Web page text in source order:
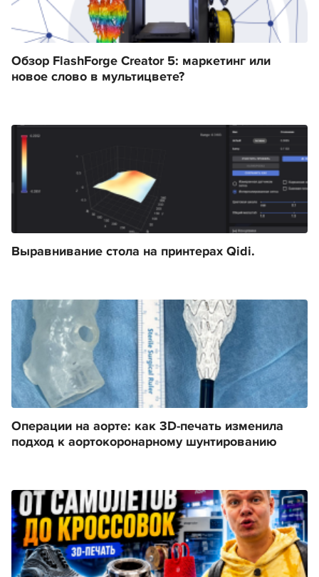
Обзор FlashForge Creator 5: маркетинг или
новое слово в мультицвете?
Выравнивание стола на принтерах Qidi.
Операции на аорте: как 3D-печать изменила
подход к аортокоронарному шунтированию